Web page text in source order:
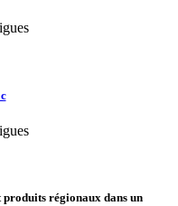
produits régionaux dans un